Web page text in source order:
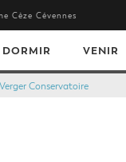
Cèze Cévennes
DORMIR VENIR
Conservatoire